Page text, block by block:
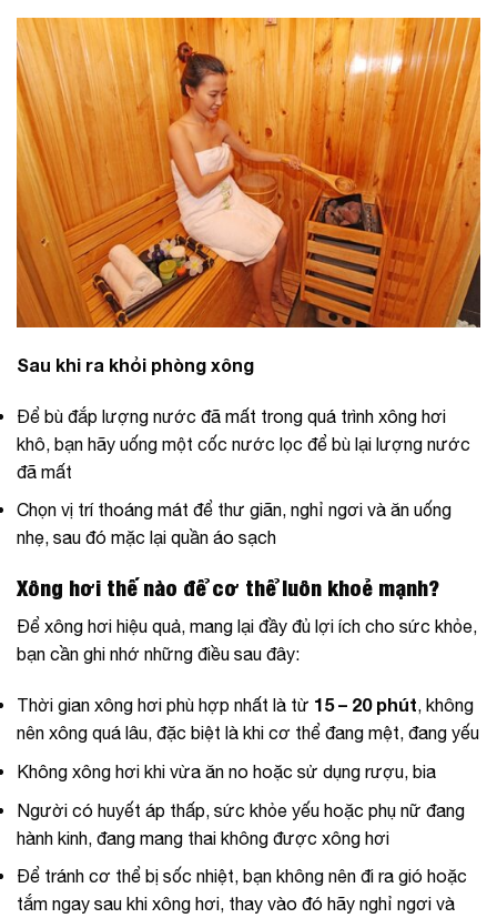
Sau khi ra khỏi phòng xông
Để bù đắp lượng nước đã mất trong quá trình xông hơi
khô, bạn hãy uống một cốc nước lọc để bù lại lượng nước
đã mất
Chọn vị trí thoáng mát để thư giãn, nghỉ ngơi và ăn uống
nhẹ, sau đó mặc lại quần áo sạch
Xông hơi thế nào để cơ thể luôn khoẻ mạnh?
Để xông hơi hiệu quả, mang lại đầy đủ lợi ích cho sức khỏe,
bạn cần ghi nhớ những điều sau đây:
Thời gian xông hơi phù hợp nhất là từ 15 – 20 phút, không
nên xông quá lâu, đặc biệt là khi cơ thể đang mệt, đang yếu
Không xông hơi khi vừa ăn no hoặc sử dụng rượu, bia
Người có huyết áp thấp, sức khỏe yếu hoặc phụ nữ đang
hành kinh, đang mang thai không được xông hơi
Để tránh cơ thể bị sốc nhiệt, bạn không nên đi ra gió hoặc
tắm ngay sau khi xông hơi, thay vào đó hãy nghỉ ngơi và